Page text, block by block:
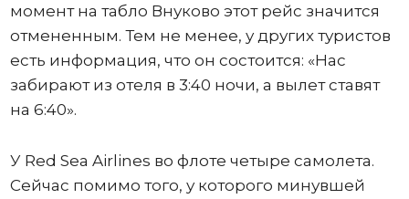
момент на табло Внуково этот рейс значится
отмененным. Тем не менее, у других туристов
есть информация, что он состоится: «Нас
забирают из отеля в 3:40 ночи, а вылет ставят
на 6:40».
У Red Sea Airlines во флоте четыре самолета.
Сейчас помимо того, у которого минувшей